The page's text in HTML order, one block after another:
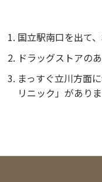
国立駅南口を出て
ドラッグストアの
まっすぐ立川方面
リニック」がありま